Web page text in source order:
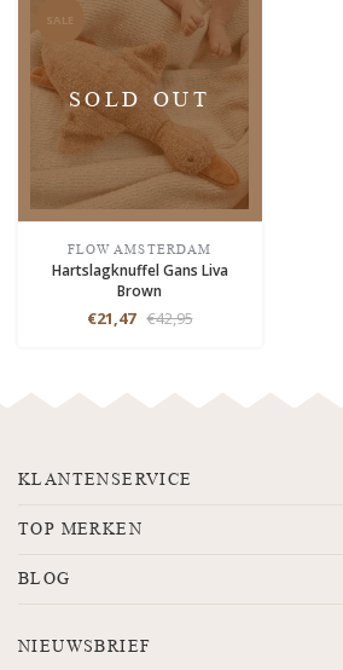
SALE
SOLD OUT
FLOW AMSTERDAM
Hartslagknuffel Gans Liva
Brown
€21,47 €42,95
KLANTENSERVICE
TOP MERKEN
BLOG
NIEUWSBRIEF